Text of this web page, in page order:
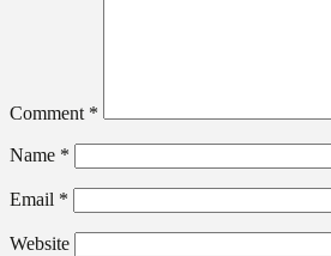
Comment *
Name *
Email *
Website